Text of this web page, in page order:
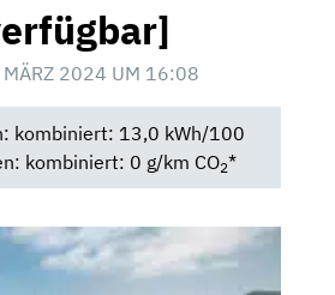
MÄRZ 2024 UM 16:08
kombiniert: 13,0 kWh/100
kombiniert: 0 g/km CO2*